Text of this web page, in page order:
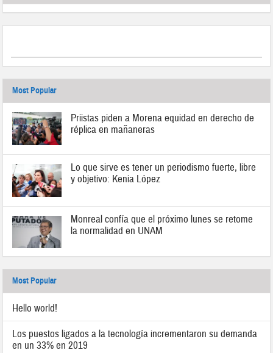
Most Popular
Priistas piden a Morena equidad en derecho de
réplica en mañaneras
Lo que sirve es tener un periodismo fuerte, libre
y objetivo: Kenia López
Monreal confía que el próximo lunes se retome
la normalidad en UNAM
Most Popular
Hello world!
Los puestos ligados a la tecnología incrementaron su demanda
en un 33% en 2019